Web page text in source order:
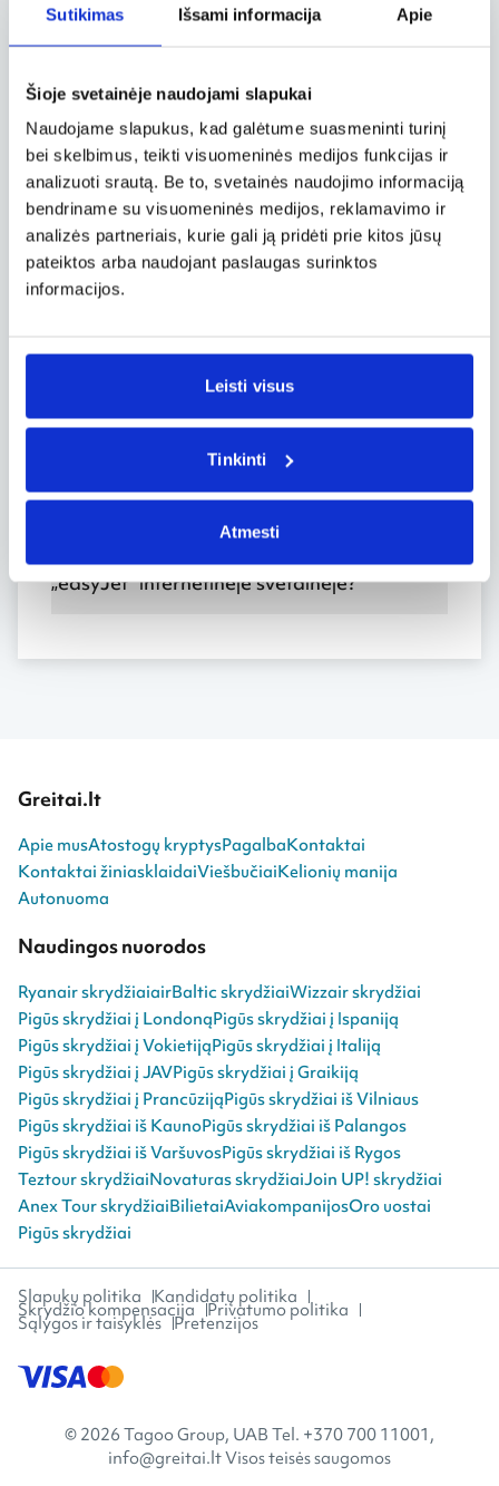
Sutikimas Išsami informacija Apie
Šioje svetainėje naudojami slapukai
Naudojame slapukus, kad galėtume suasmeninti turinį
bei skelbimus, teikti visuomeninės medijos funkcijas ir
analizuoti srautą. Be to, svetainės naudojimo informaciją
bendriname su visuomeninės medijos, reklamavimo ir
analizės partneriais, kurie gali ją pridėti prie kitos jūsų
pateiktos arba naudojant paslaugas surinktos
informacijos.
Leisti visus
Tinkinti
Atmesti
internetinėje svetainėje?
„Laudamotion“ internetinėje
svetainėje?
Airobot automatinės registracijos į
skrydį taisyklės ir sąlygos
Kaip vyksta registracija į skrydį oro
Kas yra Airobot autaminės registracijos
Kada turiu būti oro uoste, kad spėčiau
užsiregistruoti į skrydį?
„easyJet“ internetinėje svetainėje?
Greitai.lt
Apie musAtostogų kryptysPagalbaKontaktai
Kontaktai žiniasklaidaiViešbučiaiKelionių manija
Autonuoma
Naudingos nuorodos
Ryanair skrydžiaiairBaltic skrydžiaiWizzair skrydžiai
Pigūs skrydžiai į LondonąPigūs skrydžiai į Ispaniją
Pigūs skrydžiai į VokietijąPigūs skrydžiai į Italiją
Pigūs skrydžiai į JAVPigūs skrydžiai į Graikiją
Pigūs skrydžiai į PrancūzijąPigūs skrydžiai iš Vilniaus
Pigūs skrydžiai iš KaunoPigūs skrydžiai iš Palangos
Pigūs skrydžiai iš VaršuvosPigūs skrydžiai iš Rygos
Teztour skrydžiaiNovaturas skrydžiaiJoin UP! skrydžiai
Anex Tour skrydžiaiBilietaiAviakompanijosOro uostai
Pigūs skrydžiai
Slapukų politika Kandidatų politika
Skrydžio kompensacija Privatumo politika
Sąlygos ir taisyklės Pretenzijos
© 2026 Tagoo Group, UAB Tel. +370 700 11001,
info@greitai.lt Visos teisės saugomos